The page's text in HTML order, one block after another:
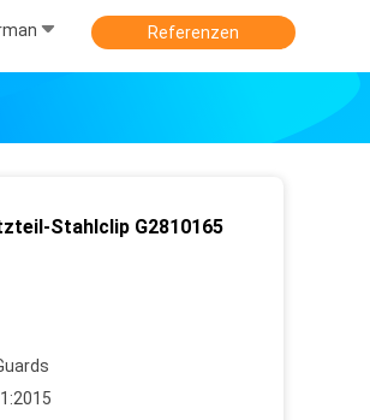
Referenzen
Stahlclip G2810165